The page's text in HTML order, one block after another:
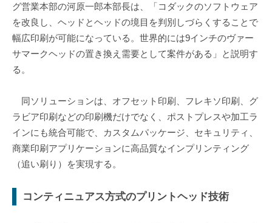
グ営業本部の河原一郎本部長は、「コダックのソフトウェア
を改良し、ヘッドとヘッドの境目を判別しづらくすることで
幅広印刷が可能になっている。世界的には9インチのヴァー
サマークヘッドの置き換え需要として案件がある」と説明す
る。
同ソリューションは、オフセット印刷、フレキソ印刷、グ
ラビア印刷などの印刷機だけでなく、ポストプレスや加工ラ
インにも統合可能で、カスタムパッケージ、セキュリティ、
商業印刷アプリケーションに高品質なインプリンティング
（追い刷り）を実現する。
コンティニュアス方式のプリントヘッド技術